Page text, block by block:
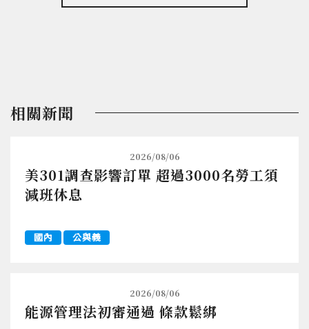
相關新聞
2026/08/06
美301調查影響訂單 超過3000名勞工須
減班休息
國內 公與義
2026/08/06
能源管理法初審通過 條款鬆綁